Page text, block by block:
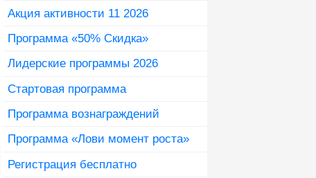
Акция активности 11 2026
Программа «50% Скидка»
Лидерские программы 2026
Стартовая программа
Программа вознаграждений
Программа «Лови момент роста»
Регистрация бесплатно